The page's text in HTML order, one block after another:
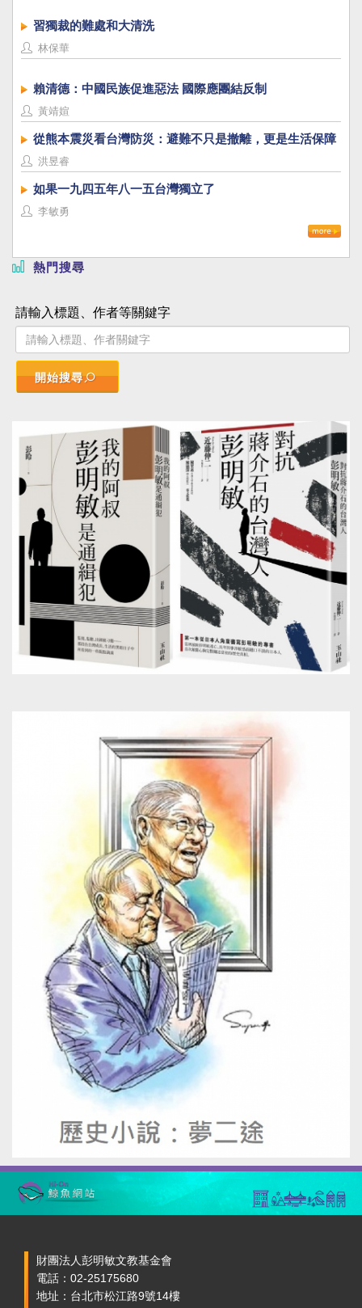
習獨裁的難處和大清洗
林保華
賴清德：中國民族促進惡法 國際應團結反制
黃靖媗
從熊本震災看台灣防災：避難不只是撤離，更是生活保障
洪昱睿
如果一九四五年八一五台灣獨立了
李敏勇
熱門搜尋
請輸入標題、作者等關鍵字
開始搜尋
財團法人彭明敏文教基金會
電話：02-25175680
地址：台北市松江路9號14樓